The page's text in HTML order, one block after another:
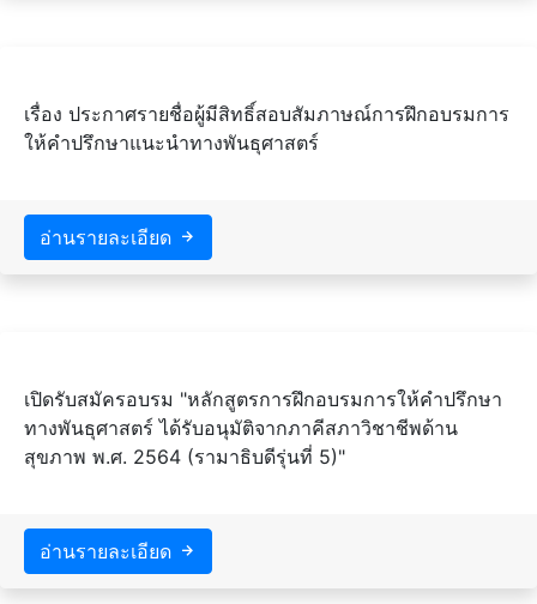
เรื่อง ประกาศรายชื่อผู้มีสิทธิ์สอบสัมภาษณ์การฝึกอบรมการ
ให้คำปรึกษาแนะนำทางพันธุศาสตร์
อ่านรายละเอียด
เปิดรับสมัครอบรม "หลักสูตรการฝึกอบรมการให้คำปรึกษา
ทางพันธุศาสตร์ ได้รับอนุมัติจากภาคีสภาวิชาชีพด้าน
สุขภาพ พ.ศ. 2564 (รามาธิบดีรุ่นที่ 5)"
อ่านรายละเอียด